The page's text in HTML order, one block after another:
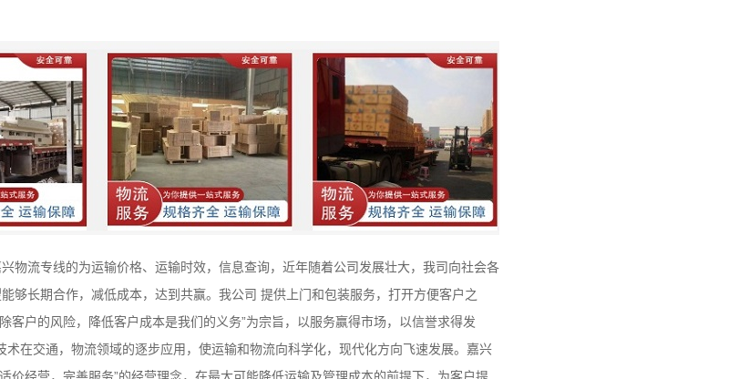
物流专线的为运输价格、运输时效，信息查询，近年随着公司发展壮大，我司向社会各
够长期合作，减低成本，达到共赢。我公司 提供上门和包装服务，打开方便客户之
客户的风险，降低客户成本是我们的义务”为宗旨，以服务赢得市场，以信誉求得发
在交通，物流领域的逐步应用，使运输和物流向科学化，现代化方向飞速发展。嘉兴